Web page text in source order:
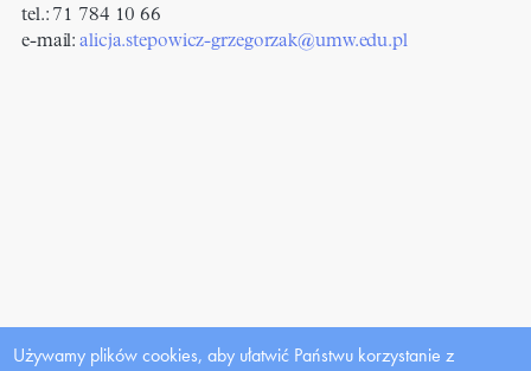
tel.: 71 784 10 66
e-mail:alicja.stepowicz-grzegorzak@umw.edu.pl
Używamy plików cookies, aby ułatwić Państwu korzystanie z